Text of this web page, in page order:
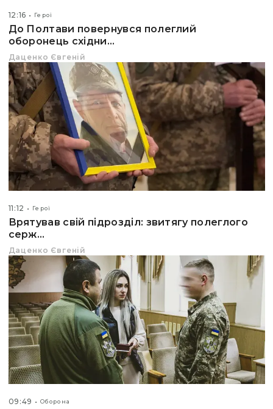
12:16 Герої
До Полтави повернувся полеглий
оборонець східни...
Даценко Євгеній
11:12 Герої
Врятував свій підрозділ: звитягу полеглого
серж...
Даценко Євгеній
09:49 Оборона